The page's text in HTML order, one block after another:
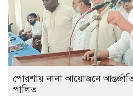
পোরশায় নানা আয়োজনে
পালিত